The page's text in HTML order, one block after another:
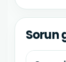
Sorun